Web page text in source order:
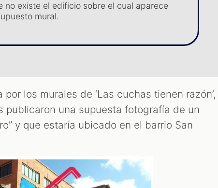
no existe el edificio sobre el cual aparece
mural.
los murales de ‘Las cuchas tienen razón’,
publicaron una supuesta fotografía de un
y que estaría ubicado en el barrio San